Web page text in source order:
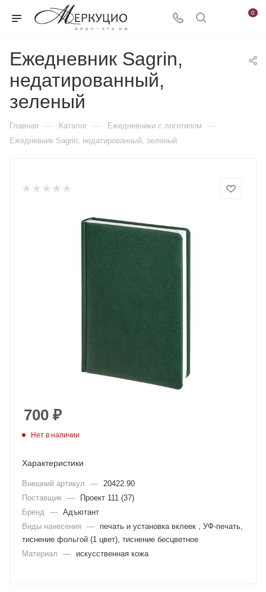
0
Ежедневник Sagrin,
недатированный,
зеленый
Главная — Каталог — Ежедневники c логотипом —
Ежедневник Sagrin, недатированный, зеленый
700 ₽
Нет в наличии
Характеристики
Внешний артикул —
20422.90
Поставщик —
Проект 111 (37)
Бренд
— Адъютант
Виды нанесения
—
печать и установка вклеек , УФ-печать,
тиснение фольгой (1 цвет), тиснение бесцветное
Материал
— искусственная кожа